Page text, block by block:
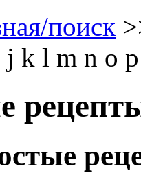
поиск
j k l m n o p